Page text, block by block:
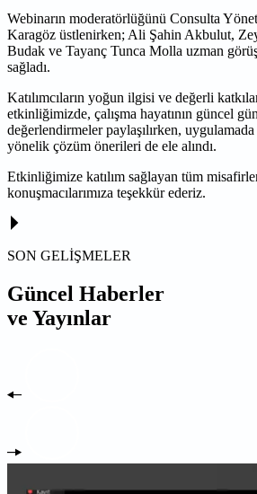
Webinarın moderatörlüğünü Consulta
Karagöz üstlenirken; Ali Şahin Akbulut,
Budak ve Tayanç Tunca Molla uzman
sağladı.
Katılımcıların yoğun ilgisi ve değerli
etkinliğimizde, çalışma hayatının güncel
değerlendirmeler paylaşılırken, uygulamada
yönelik çözüm önerileri de ele alındı.
Etkinliğimize katılım sağlayan tüm
konuşmacılarımıza teşekkür ederiz.
SON GELİŞMELER
Güncel Haberler
ve Yayınlar